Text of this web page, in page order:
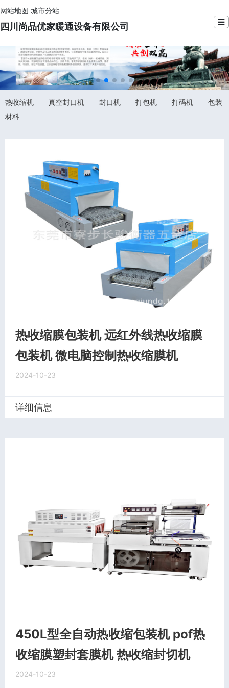
网站地图 城市分站
四川尚品优家暖通设备有限公司 ☰
热收缩机 真空封口机 封口机 打包机 打码机
包装
材料
热收缩膜包装机 远红外线热收缩膜
包装机 微电脑控制热收缩膜机
2024-10-23
详细信息
450L型全自动热收缩包装机 pof热
收缩膜塑封套膜机 热收缩封切机
2024-10-23